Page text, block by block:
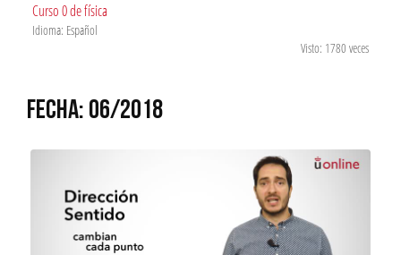
Curso 0 de física
Idioma: Español
Visto: 1780 veces
FECHA: 06/2018